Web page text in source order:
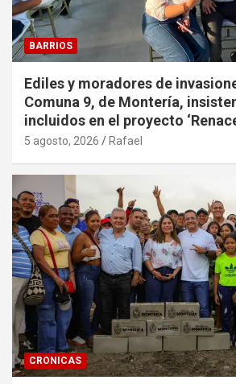
BARRIOS
Ediles y moradores de
Comuna 9, de Montería,
incluidos en el proyecto
5 agosto, 2026 Rafael
CRONICAS